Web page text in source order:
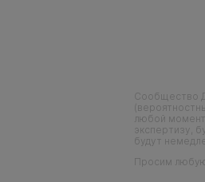
Сообщество
любой момент
экспертизу,
будут
Просим